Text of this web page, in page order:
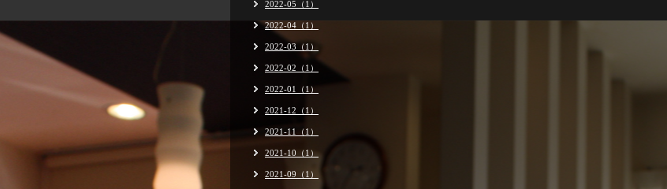
2022-05（1）
2022-04（1）
2022-03（1）
2022-02（1）
2022-01（1）
2021-12（1）
2021-11（1）
2021-10（1）
2021-09（1）